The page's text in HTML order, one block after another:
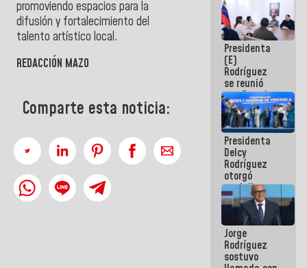
promoviendo espacios para la
difusión y fortalecimiento del
talento artístico local.
REDACCIÓN MAZO
Comparte esta noticia:
mantenimiento
e inspección
en la Línea 2
Presidenta
(E)
Rodríguez
se reunió
con Estado
Mayor
Eléctrico
para
abordar
planes de
acción
Presidenta
Delcy
Rodríguez
otorgó
medalla
"Héroe de
Venezuela"
a servidores
públicos
Jorge
Rodríguez
sostuvo